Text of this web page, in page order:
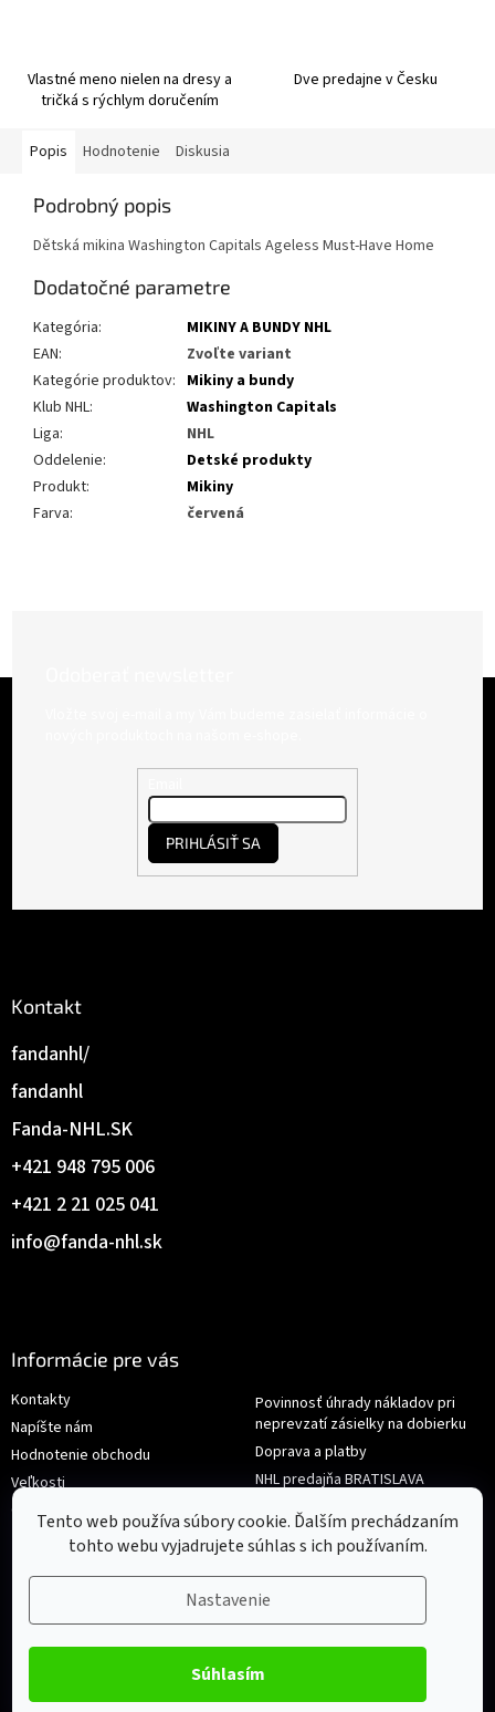
Tento web používa súbory cookie. Ďalším prechádzaním
tohto webu vyjadrujete súhlas s ich používaním.
Nastavenie
Súhlasím
Vlastné meno nielen na dresy a
tričká s rýchlym doručením
Dve predajne v Česku
Popis Hodnotenie Diskusia
Podrobný popis
Dětská mikina Washington Capitals Ageless Must-Have Home
Dodatočné parametre
Kategória:
MIKINY A BUNDY NHL
EAN:
Zvoľte variant
Kategórie produktov: Mikiny a bundy
Klub NHL:
Washington Capitals
Liga:
NHL
Oddelenie:
Detské produkty
Produkt:
Mikiny
Farva: červená
Kontakt
info@fanda-nhl.sk
+421 2 21 025 041
+421 948 795 006
Fanda-NHL.SK
fandanhl
fandanhl/
Informácie pre vás
Kontakty
Napíšte nám
Hodnotenie obchodu
Veľkosti
Obchodné podmienky
Povinnosť úhrady nákladov pri
neprevzatí zásielky na dobierku
Doprava a platby
NHL predajňa BRATISLAVA
Reklamace/Výměna
PRIHLÁSIŤ SA